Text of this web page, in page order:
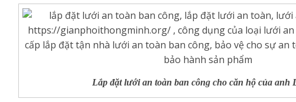
Lắp đặt lưới an toàn ban công cho căn hộ của anh